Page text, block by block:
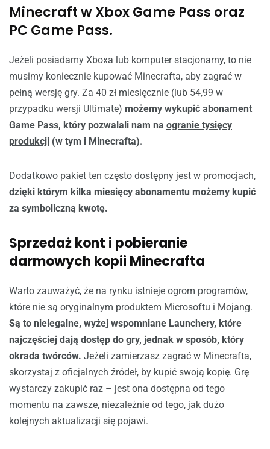
Minecraft w Xbox Game Pass oraz
PC Game Pass.
Jeżeli posiadamy Xboxa lub komputer stacjonarny, to nie
musimy koniecznie kupować Minecrafta, aby zagrać w
pełną wersję gry. Za 40 zł miesięcznie (lub 54,99 w
przypadku wersji Ultimate) możemy wykupić abonament
Game Pass, który pozwalali nam na ogranie tysięcy
produkcji (w tym i Minecrafta).
Dodatkowo pakiet ten często dostępny jest w promocjach,
dzięki którym kilka miesięcy abonamentu możemy kupić
za symboliczną kwotę.
Sprzedaż kont i pobieranie
darmowych kopii Minecrafta
Warto zauważyć, że na rynku istnieje ogrom programów,
które nie są oryginalnym produktem Microsoftu i Mojang.
Są to nielegalne, wyżej wspomniane Launchery, które
najczęściej dają dostęp do gry, jednak w sposób, który
okrada twórców. Jeżeli zamierzasz zagrać w Minecrafta,
skorzystaj z oficjalnych źródeł, by kupić swoją kopię. Grę
wystarczy zakupić raz – jest ona dostępna od tego
momentu na zawsze, niezależnie od tego, jak dużo
kolejnych aktualizacji się pojawi.